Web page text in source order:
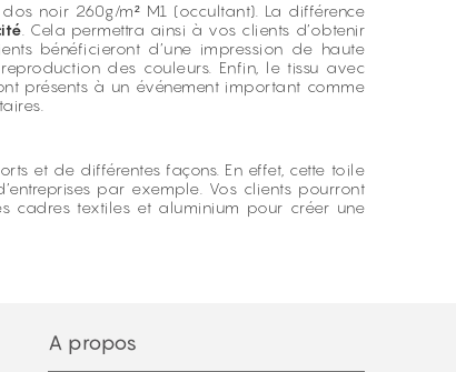
noir 260g/m² M1 (occultant). La différence
. Cela permettra ainsi à vos clients d’obtenir
bénéficieront d’une impression de haute
des couleurs. Enfin, le tissu avec
présents à un événement important comme
et de différentes façons. En effet, cette toile
par exemple. Vos clients pourront
cadres textiles et aluminium pour créer une
A propos